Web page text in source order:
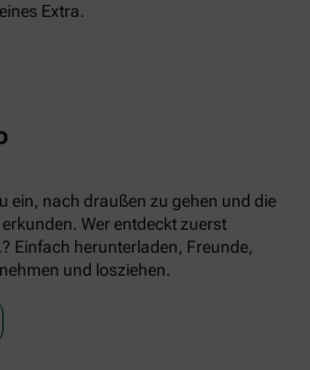
Extra.
ein, nach draußen zu gehen und die
Wer entdeckt zuerst
Einfach herunterladen, Freunde,
und losziehen.